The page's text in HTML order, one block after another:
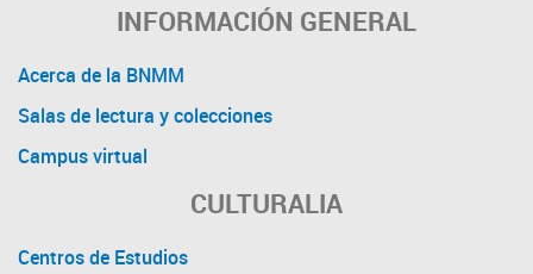
INFORMACIÓN GENERAL
Acerca de la BNMM
Salas de lectura y colecciones
Campus virtual
CULTURALIA
Centros de Estudios